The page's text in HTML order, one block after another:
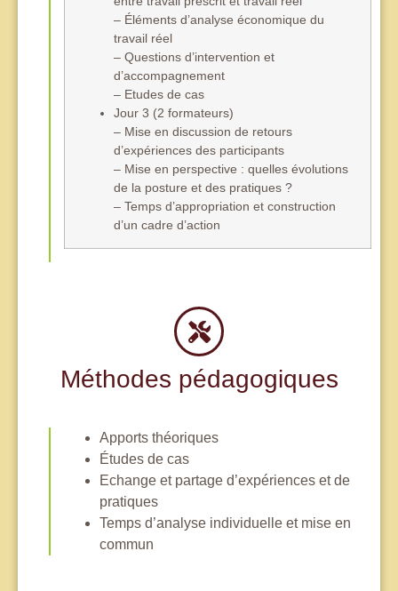
– Éléments d’analyse économique du
travail réel
– Questions d’intervention et
d’accompagnement
– Etudes de cas
Jour 3 (2 formateurs)
– Mise en discussion de retours
d’expériences des participants
– Mise en perspective : quelles évolutions
de la posture et des pratiques ?
– Temps d’appropriation et construction
d’un cadre d’action
Méthodes pédagogiques
Apports théoriques
Études de cas
Echange et partage d’expériences et de
pratiques
Temps d’analyse individuelle et mise en
commun